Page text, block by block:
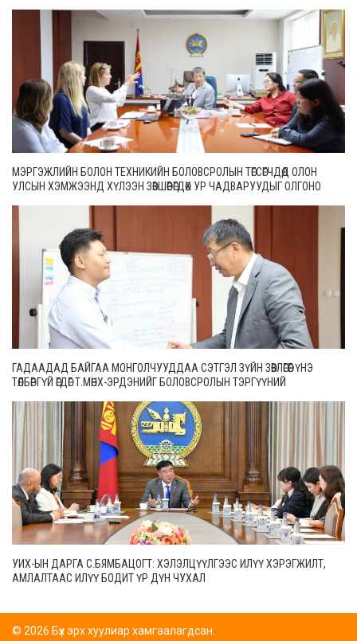
МЭРГЭЖЛИЙН БОЛОН ТЕХНИКИЙН БОЛОВСРОЛЫН ТӨГСӨГЧДӨД ОЛОН
УЛСЫН ХЭМЖЭЭНД ХҮЛЭЭН ЗӨВШӨӨРӨГДӨХ УР ЧАДВАРУУДЫГ ОЛГОНО
ГАДААДАД БАЙГАА МОНГОЛЧУУДДАА СЭТГЭЛ ЗҮЙН ЗӨВЛӨГӨӨГ ҮНЭ
ТӨЛБӨРГҮЙ ӨГДӨГ Т.МӨНХ-ЭРДЭНИЙГ БОЛОВСРОЛЫН ТЭРГҮҮНИЙ
УИХ-ЫН ДАРГА С.БЯМБАЦОГТ: ХЭЛЭЛЦҮҮЛГЭЭС ИЛҮҮ ХЭРЭГЖИЛТ,
АМЛАЛТААС ИЛҮҮ БОДИТ ҮР ДҮН ЧУХАЛ
© 2026 Бүх эрх хуулиар хамгаалагдсан.